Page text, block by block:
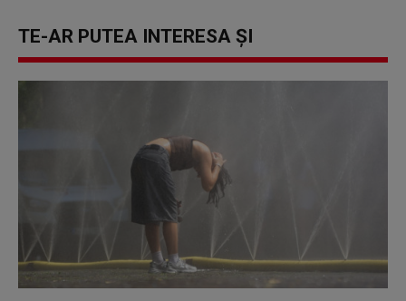
TE-AR PUTEA INTERESA ȘI